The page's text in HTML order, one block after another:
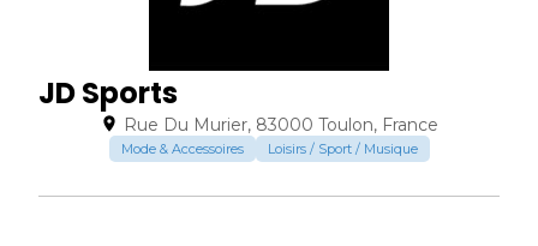
JD Sports
Rue Du Murier, 83000 Toulon, France
Mode & Accessoires Loisirs / Sport / Musique